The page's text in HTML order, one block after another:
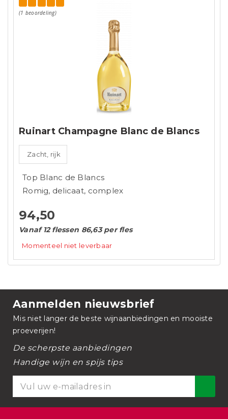
(1 beoordeling)
Ruinart Champagne Blanc de Blancs
Zacht, rijk
Top Blanc de Blancs
Romig, delicaat, complex
94,50
Vanaf 12 flessen 86,63 per fles
Momenteel niet leverbaar
Aanmelden nieuwsbrief
Mis niet langer de beste wijnaanbiedingen en mooiste
proeverijen!
De scherpste aanbiedingen
Handige wijn en spijs tips